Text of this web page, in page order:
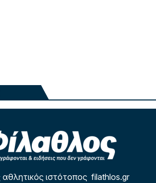
αθλητικός ιστότοπος filathlos.gr